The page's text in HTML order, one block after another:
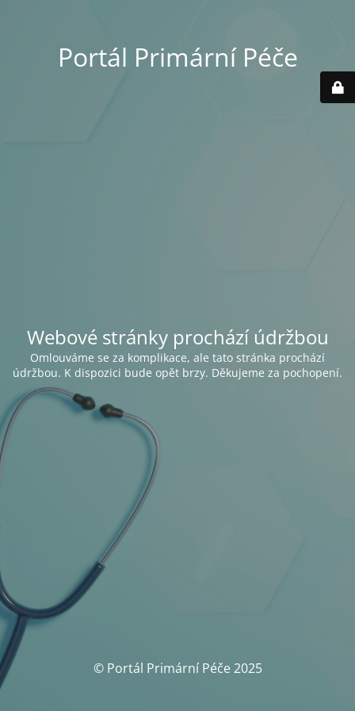
Portál Primární Péče
Webové stránky prochází údržbou
Omlouváme se za komplikace, ale tato stránka prochází
údržbou. K dispozici bude opět brzy. Děkujeme za pochopení.
© Portál Primární Péče 2025